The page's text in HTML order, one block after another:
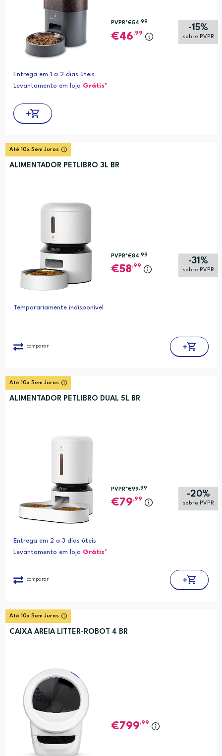
-15%
sobre PVPR
PVPR*€54,99
46,99
Entrega em 1 a 2 dias úteis
Levantamento em loja Grátis*
Até 10x Sem Juros
ALIMENTADOR PETLIBRO 3L BR
-31%
sobre PVPR
PVPR*€84,99
58,99
Temporariamente indisponível
comparar
Até 10x Sem Juros
ALIMENTADOR PETLIBRO DUAL 5L BR
-20%
sobre PVPR
PVPR*€99 ,99
79,99
Entrega em 2 a 3 dias úteis
Levantamento em loja Grátis*
comparar
Até 10x Sem Juros
CAIXA AREIA LITTER-ROBOT 4 BR
799,99